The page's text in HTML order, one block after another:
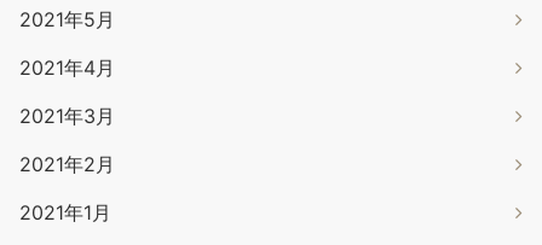
2021年5月
2021年4月
2021年3月
2021年2月
2021年1月